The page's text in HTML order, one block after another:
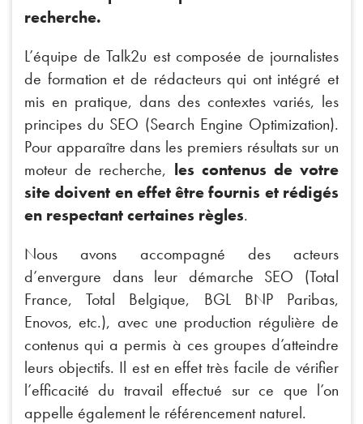
recherche.
L’équipe de Talk2u est composée de journalistes
de formation et de rédacteurs qui ont intégré et
mis en pratique, dans des contextes variés, les
principes du SEO (Search Engine Optimization).
Pour apparaître dans les premiers résultats sur un
moteur de recherche, les contenus de votre
site doivent en effet être fournis et rédigés
en respectant certaines règles.
Nous avons accompagné des acteurs
d’envergure dans leur démarche SEO (Total
France, Total Belgique, BGL BNP Paribas,
Enovos, etc.), avec une production régulière de
contenus qui a permis à ces groupes d’atteindre
leurs objectifs. Il est en effet très facile de vérifier
l’efficacité du travail effectué sur ce que l’on
appelle également le référencement naturel.